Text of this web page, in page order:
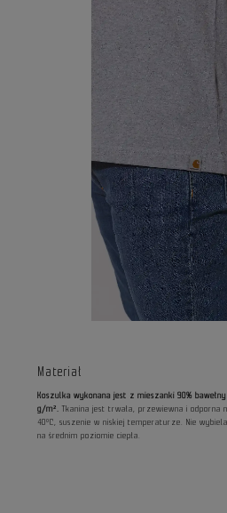
Materiał
Koszulka wykonana jest z mieszanki 90%
g/m².Tkanina jest trwała, przewiewna i odporna
40°C, suszenie w niskiej temperaturze. Nie
na średnim poziomie ciepła.